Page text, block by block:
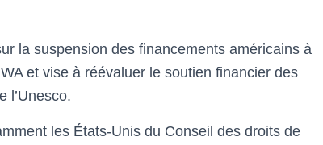
la suspension des financements américains à
et vise à réévaluer le soutien financier des
l’Unesco.
les États-Unis du Conseil des droits de